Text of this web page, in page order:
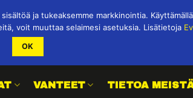
VANTEET TIETOA
ja tukeaksemme markkinointia.
voit muuttaa selaimesi asetuksia. Lisätietoja
OK